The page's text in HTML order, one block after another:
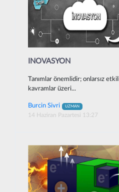
INOVASYON
Tanımlar önemlidir; onlarsız
kavramlar üzeri...
Burcin Sivri UZMAN
14 Haziran Pazartesi 13:27